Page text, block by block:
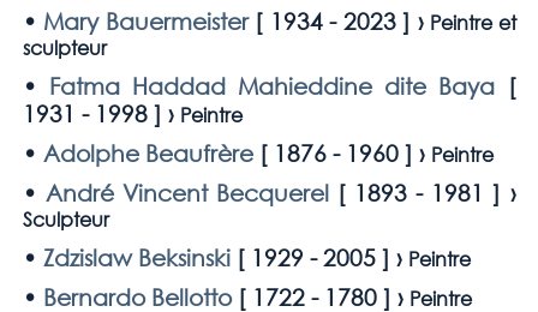
• Mary Bauermeister[ 1934 - 2023] › Peintre et
sculpteur
• Fatma Haddad Mahieddine dite Baya [
1931 - 1998] › Peintre
• Adolphe Beaufrère[ 1876 - 1960] › Peintre
• André Vincent Becquerel[ 1893 - 1981 ] ›
Sculpteur
• Zdzislaw Beksinski[ 1929 - 2005] › Peintre
• Bernardo Bellotto[ 1722 - 1780] › Peintre